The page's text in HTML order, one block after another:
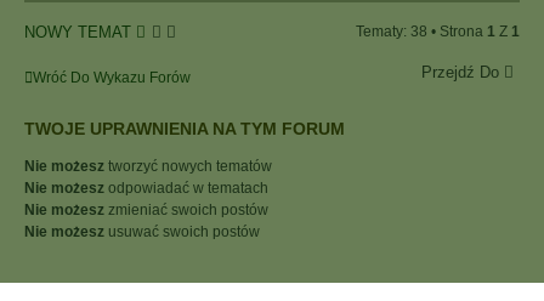
NOWY TEMAT Tematy: 38 • Strona 1 Z 1
Wróć Do Wykazu Forów Przejdź Do
TWOJE UPRAWNIENIA NA TYM FORUM
Nie możesz tworzyć nowych tematów
Nie możesz odpowiadać w tematach
Nie możesz zmieniać swoich postów
Nie możesz usuwać swoich postów